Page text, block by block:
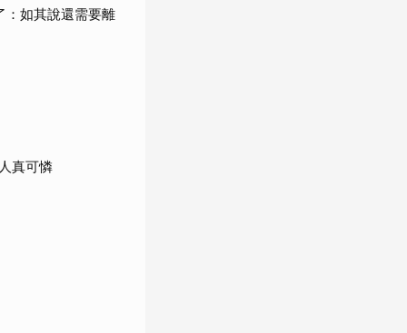
如其說還需要離
真可憐